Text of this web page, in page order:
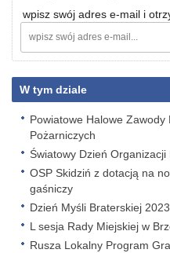
wpisz swój adres e-mail i
W tym dziale
Powiatowe Halowe Zawody
Pożarniczych
Światowy Dzień Organizacji
OSP Skidziń z dotacją na
gaśniczy
Dzień Myśli Braterskiej 2023
L sesja Rady Miejskiej w
Rusza Lokalny Program